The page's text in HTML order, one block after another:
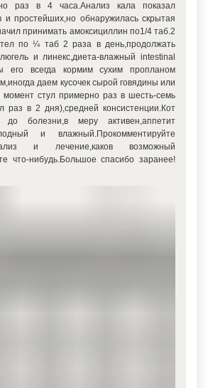
раз в 4 часа.Анализ кала показал
и простейших,но обнаружилась скрытая
принимать амоксициллин по1/4 таб.2
по ¼ таб 2 раза в день,продолжать
и линекс,диета-влажный intestinal
его всегда кормим сухим пропланом
даем кусочек сырой говядины или
стул примерно раз в шесть-семь
раз в 2 дня),средней консистенции.Кот
болезни,в меру активен,аппетит
и влажный.Прокомментируйте
и лечение,каков возможный
что-нибудь.Большое спасибо заранее!